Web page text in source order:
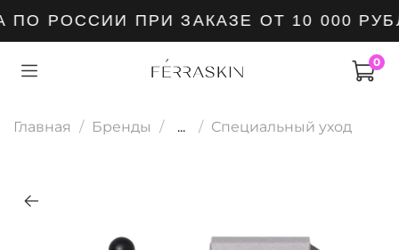
РОССИИ ПРИ ЗАКАЗЕ ОТ 10 000
0
Главная Бренды ... Специальный уход